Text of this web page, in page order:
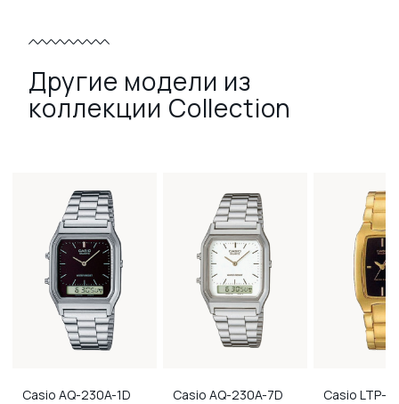
Другие модели из
коллекции Collection
Casio AQ-230A-1D Casio AQ-230A-7D Casio LTP-